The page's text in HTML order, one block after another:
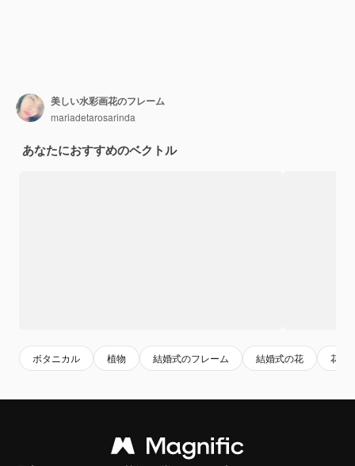
美しい水彩画花のフレーム
mariadetarosarinda
あなたにおすすめのベクトル
ボタニカル 植物 結婚式のフレーム 結婚式の花 花フ